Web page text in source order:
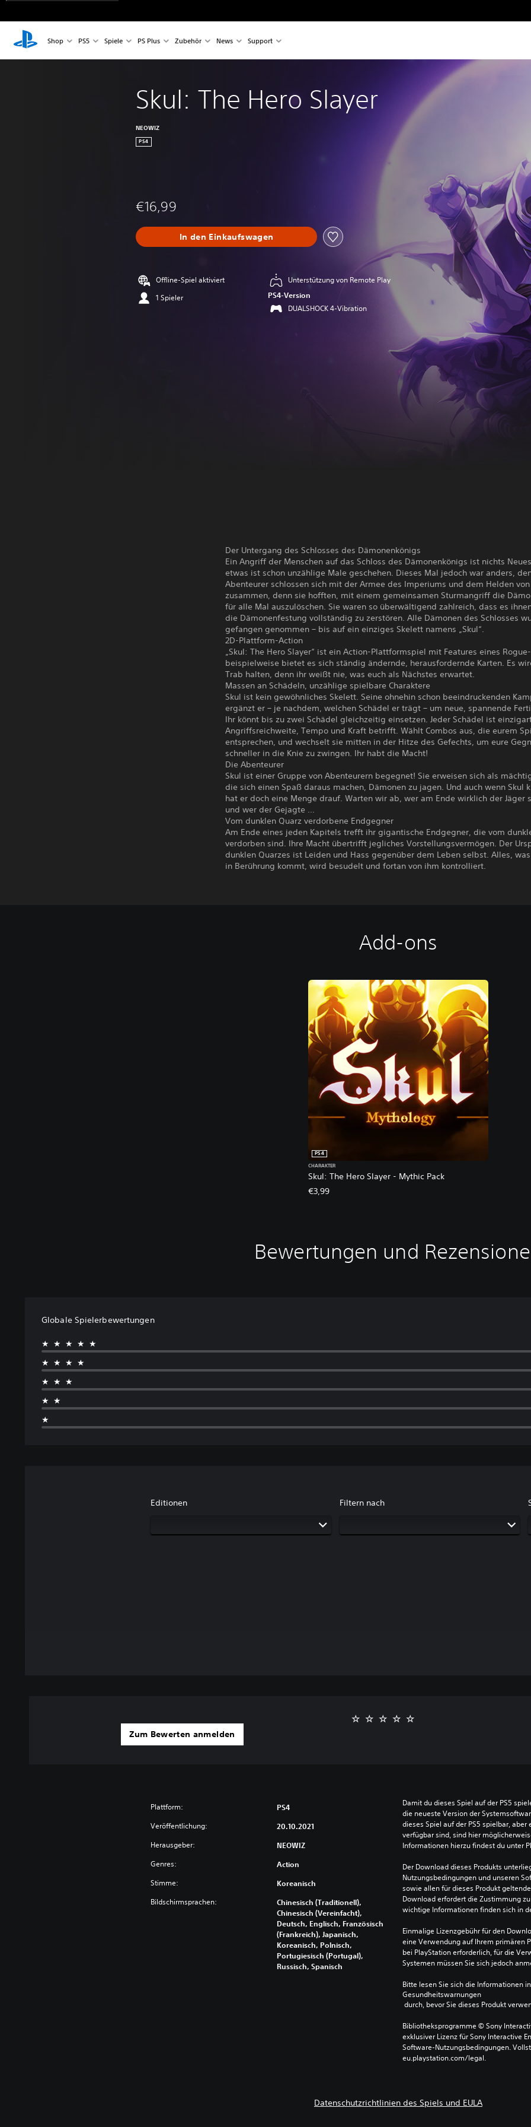
Shop PS5 Spiele PS Plus Zubehör News Support
Skul: The Hero Slayer
NEOWIZ
PS4
€16,99
In den Einkaufswagen
Offline-Spiel aktiviert
1 Spieler
Unterstützung von Remote Play
PS4-Version
DUALSHOCK 4-Vibration
Der Untergang des Schlosses des Dämonenkönigs
Ein Angriff der Menschen auf das Schloss des Dämonenkönigs ist nichts
etwas ist schon unzählige Male geschehen. Dieses Mal jedoch war anders,
Abenteurer schlossen sich mit der Armee des Imperiums und dem Helden von
zusammen, denn sie hofften, mit einem gemeinsamen Sturmangriff die
für alle Mal auszulöschen. Sie waren so überwältigend zahlreich, dass es
die Dämonenfestung vollständig zu zerstören. Alle Dämonen des Schlosses
gefangen genommen – bis auf ein einziges Skelett namens „Skul“.
2D-Plattform-Action
„Skul: The Hero Slayer“ ist ein Action-Plattformspiel mit Features eines
beispielweise bietet es sich ständig ändernde, herausfordernde Karten. Es
Trab halten, denn ihr weißt nie, was euch als Nächstes erwartet.
Massen an Schädeln, unzählige spielbare Charaktere
Skul ist kein gewöhnliches Skelett. Seine ohnehin schon beeindruckenden
ergänzt er – je nachdem, welchen Schädel er trägt – um neue, spannende
Ihr könnt bis zu zwei Schädel gleichzeitig einsetzen. Jeder Schädel ist
Angriffsreichweite, Tempo und Kraft betrifft. Wählt Combos aus, die eurem
entsprechen, und wechselt sie mitten in der Hitze des Gefechts, um eure
schneller in die Knie zu zwingen. Ihr habt die Macht!
Die Abenteurer
Skul ist einer Gruppe von Abenteurern begegnet! Sie erweisen sich als
die sich einen Spaß daraus machen, Dämonen zu jagen. Und auch wenn Skul
hat er doch eine Menge drauf. Warten wir ab, wer am Ende wirklich der Jäger
und wer der Gejagte …
Vom dunklen Quarz verdorbene Endgegner
Am Ende eines jeden Kapitels trefft ihr gigantische Endgegner, die vom
verdorben sind. Ihre Macht übertrifft jegliches Vorstellungsvermögen. Der
dunklen Quarzes ist Leiden und Hass gegenüber dem Leben selbst. Alles,
in Berührung kommt, wird besudelt und fortan von ihm kontrolliert.
Add-ons
Skul: The Hero Slayer - Mythic Pack
PS4
CHARAKTER
€3,99
Bewertungen und
Globale Spielerbewertungen
★★★★★
★★★★
★★★
★★
★
Editionen Filtern nach
Zum Bewerten anmelden
Plattform: PS4
Veröffentlichung: 20.10.2021
Herausgeber: NEOWIZ
Genres: Action
Stimme: Koreanisch
Bildschirmsprachen:
Chinesisch (Traditionell),
Chinesisch (Vereinfacht),
Deutsch, Englisch, Französisch
(Frankreich), Japanisch,
Koreanisch, Polnisch,
Portugiesisch (Portugal),
Russisch, Spanisch
Damit du dieses Spiel auf der PS5
die neueste Version der
dieses Spiel auf der PS5 spielbar,
verfügbar sind, sind hier
Informationen hierzu findest du unter
Der Download dieses Produkts
Nutzungsbedingungen und unseren
sowie allen für dieses Produkt
Download erfordert die Zustimmung
wichtige Informationen finden sich in
Einmalige Lizenzgebühr für den
eine Verwendung auf Ihrem primären
bei PlayStation erforderlich, für die
Systemen müssen Sie sich jedoch
Bitte lesen Sie sich die Informationen
Gesundheitswarnungen
durch, bevor Sie dieses Produkt
Bibliotheksprogramme © Sony
exklusiver Lizenz für Sony Interactive
Software-Nutzungsbedingungen.
eu.playstation.com/legal.
Datenschutzrichtlinien des Spiels und EULA